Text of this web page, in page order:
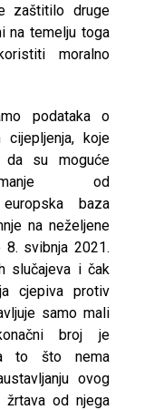
zaštitilo druge
na temelju toga
moralno
podataka o
cijepljenja, koje
da su moguće
od
baza
na neželjene
8. svibnja 2021.
slučajeva i čak
cjepiva protiv
samo mali
broj je
to što nema
ovog
od njega